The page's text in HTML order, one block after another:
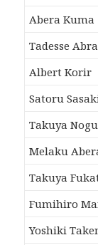
Abera Kuma
Tadesse
Albert Korir
Satoru
Takuya
Melaku
Takuya
Fumihiro
Yoshiki